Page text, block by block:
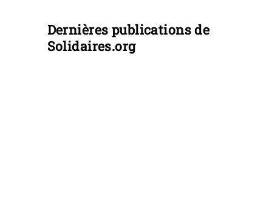
Dernières publications de
Solidaires.org